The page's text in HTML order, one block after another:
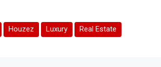
Houzez Luxury Real Estate